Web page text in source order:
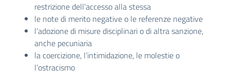
restrizione dell’accesso alla stessa
le note di merito negative o le referenze negative
l’adozione di misure disciplinari o di altra sanzione,
anche pecuniaria
la coercizione, l’intimidazione, le molestie o
l’ostracismo